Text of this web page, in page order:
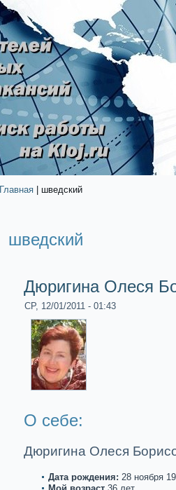
Главная | шведский
шведский
Дюригина Олеся
СР, 12/01/2011 - 01:43
О себе:
Дюригина Олеся
Дата рождения: 28 нoября